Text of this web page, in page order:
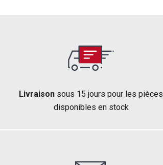
Livraison sous 15 jours pour les pièces
disponibles en stock